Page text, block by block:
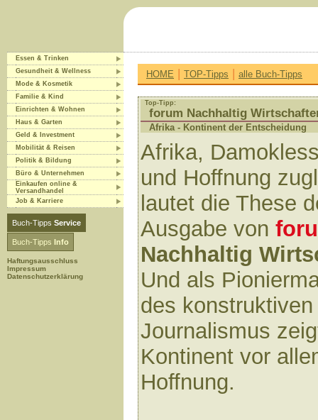
Essen & Trinken
Gesundheit & Wellness
Mode & Kosmetik
Familie & Kind
Einrichten & Wohnen
Haus & Garten
Geld & Investment
Mobilität & Reisen
Politik & Bildung
Büro & Unternehmen
Einkaufen online &
Versandhandel
Job & Karriere
Buch-Tipps Service
Buch-Tipps Info
Haftungsausschluss
Impressum
Datenschutzerklärung
HOME | TOP-Tipps | alle Buch-Tipps
Top-Tipp:
forum Nachhaltig
Afrika - Kontinent der Entscheidung
Afrika,
und Hoffnung
lautet die These
Ausgabe von
Nachhaltig
Und als
des konstruktiven
Journalismus
Kontinent vor
Hoffnung.